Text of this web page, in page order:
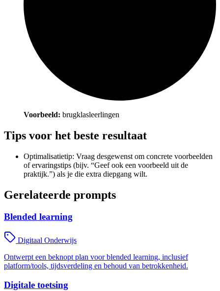
Voorbeeld: brugklasleerlingen
Tips voor het beste resultaat
Optimalisatietip: Vraag desgewenst om concrete voorbeelden
of ervaringstips (bijv. “Geef ook een voorbeeld uit de
praktijk.”) als je die extra diepgang wilt.
Gerelateerde prompts
Blended learning
Digitaal Onderwijs
Ontwerpt een beknopt plan voor blended learning, inclusief
platform/tools, tijdsverdeling en behoud van betrokkenheid.
Digitale toetsing